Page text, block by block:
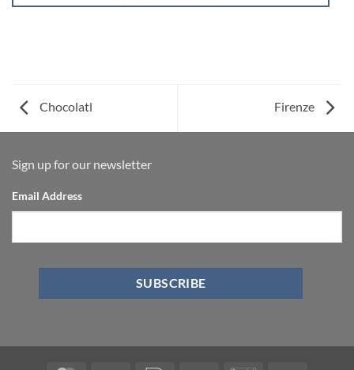
Chocolatl Firenze
Sign up for our newsletter
Email Address